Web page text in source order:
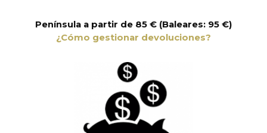
Península a partir de 85 € (Baleares: 95 €)
¿Cómo gestionar devoluciones?